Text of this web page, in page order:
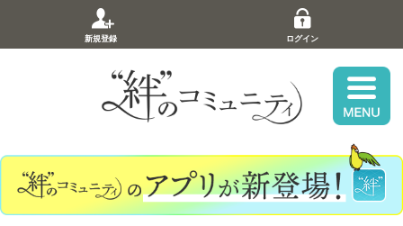
新規登録 ログイン